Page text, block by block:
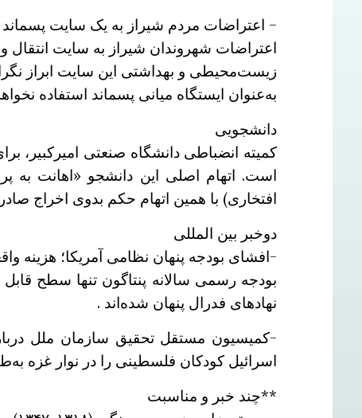
– اعتراضات مردم شیراز به یک سایت پسماند
اعتراضات شهروندان شیراز به سایت
زیست‌محیطی و بهداشتی این سایت ابراز
به‌عنوان ایستگاه میانی پسماند استفاده
دانشجویی
است. اتهام اصلی این دانشجو «اهانت به
افتخاری) با همین اتهام حکم بدوی اخراج
دوخبر بین المللی
-افشای بودجه پنهان نظامی آمریکا؛ هزینه واقعی سالانه بیش از ۲ تریلیون
بودجه رسمی سالانه پنتاگون تنها سطح
نهادهای فدرال پنهان شده‌اند .
-کمیسیون مستقل تحقیق سازمان ملل
اسرائیل کودکان فلسطینی را در نوار غزه
**چند خبر و مناسبت